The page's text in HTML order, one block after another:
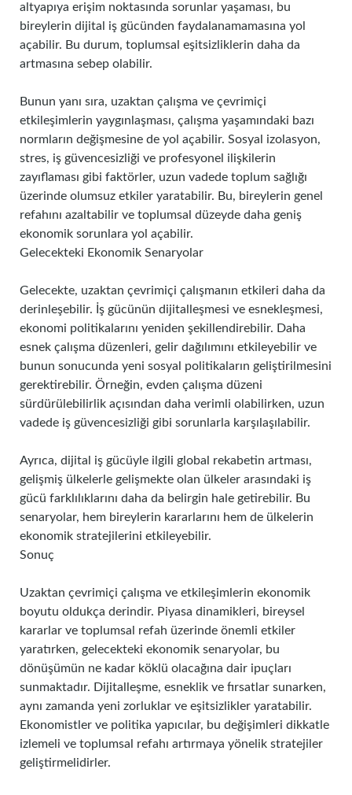
altyapıya erişim noktasında sorunlar yaşaması, bu
bireylerin dijital iş gücünden faydalanamamasına yol
açabilir. Bu durum, toplumsal eşitsizliklerin daha da
artmasına sebep olabilir.
Bunun yanı sıra, uzaktan çalışma ve çevrimiçi
etkileşimlerin yaygınlaşması, çalışma yaşamındaki bazı
normların değişmesine de yol açabilir. Sosyal izolasyon,
stres, iş güvencesizliği ve profesyonel ilişkilerin
zayıflaması gibi faktörler, uzun vadede toplum sağlığı
üzerinde olumsuz etkiler yaratabilir. Bu, bireylerin genel
refahını azaltabilir ve toplumsal düzeyde daha geniş
ekonomik sorunlara yol açabilir.
Gelecekteki Ekonomik Senaryolar
Gelecekte, uzaktan çevrimiçi çalışmanın etkileri daha da
derinleşebilir. İş gücünün dijitalleşmesi ve esnekleşmesi,
ekonomi politikalarını yeniden şekillendirebilir. Daha
esnek çalışma düzenleri, gelir dağılımını etkileyebilir ve
bunun sonucunda yeni sosyal politikaların geliştirilmesini
gerektirebilir. Örneğin, evden çalışma düzeni
sürdürülebilirlik açısından daha verimli olabilirken, uzun
vadede iş güvencesizliği gibi sorunlarla karşılaşılabilir.
Ayrıca, dijital iş gücüyle ilgili global rekabetin artması,
gelişmiş ülkelerle gelişmekte olan ülkeler arasındaki iş
gücü farklılıklarını daha da belirgin hale getirebilir. Bu
senaryolar, hem bireylerin kararlarını hem de ülkelerin
ekonomik stratejilerini etkileyebilir.
Sonuç
Uzaktan çevrimiçi çalışma ve etkileşimlerin ekonomik
boyutu oldukça derindir. Piyasa dinamikleri, bireysel
kararlar ve toplumsal refah üzerinde önemli etkiler
yaratırken, gelecekteki ekonomik senaryolar, bu
dönüşümün ne kadar köklü olacağına dair ipuçları
sunmaktadır. Dijitalleşme, esneklik ve fırsatlar sunarken,
aynı zamanda yeni zorluklar ve eşitsizlikler yaratabilir.
Ekonomistler ve politika yapıcılar, bu değişimleri dikkatle
izlemeli ve toplumsal refahı artırmaya yönelik stratejiler
geliştirmelidirler.